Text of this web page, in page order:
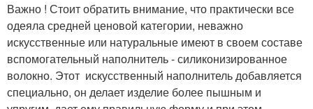
Важно ! Стоит обратить внимание, что практически все
одеяла средней ценовой категории, неважно
искусственные или натуральные имеют в своем составе
вспомогательный наполнитель - силиконизированное
волокно. Этот искусственный наполнитель добавляется
специально, он делает изделие более пышным и